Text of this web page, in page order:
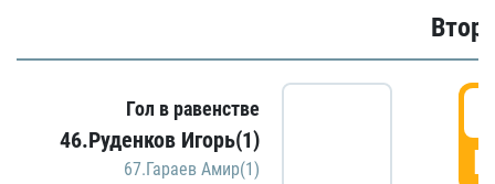
Гол в равенстве
46.Руденков Игорь(1)
67.Гараев Амир(1)